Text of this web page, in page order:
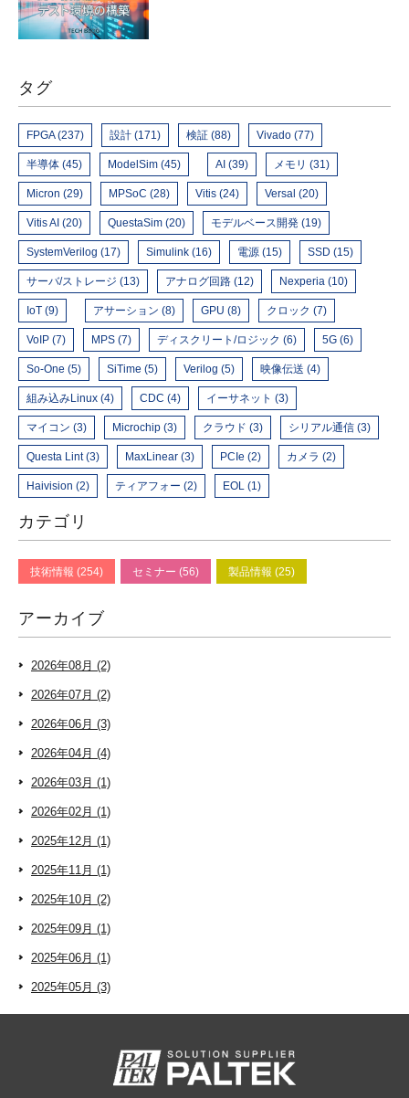
タグ
FPGA (237) 設計 (171) 検証 (88) Vivado (77)
半導体 (45) ModelSim (45) AI (39) メモリ (31)
Micron (29) MPSoC (28) Vitis (24) Versal (20)
Vitis AI (20) QuestaSim (20) モデルベース開発 (19)
SystemVerilog (17) Simulink (16) 電源 (15) SSD (15)
サーバ/ストレージ (13) アナログ回路 (12) Nexperia (10)
IoT (9) アサーション (8) GPU (8) クロック (7)
VoIP (7) MPS (7) ディスクリート/ロジック (6) 5G (6)
So-One (5) SiTime (5) Verilog (5) 映像伝送 (4)
組み込みLinux (4) CDC (4) イーサネット (3)
マイコン (3) Microchip (3) クラウド (3) シリアル通信 (3)
Questa Lint (3) MaxLinear (3) PCIe (2) カメラ (2)
Haivision (2) ティアフォー (2) EOL (1)
カテゴリ
技術情報 (254) セミナー (56) 製品情報 (25)
アーカイブ
2026年08月 (2)
2026年07月 (2)
2026年06月 (3)
2026年04月 (4)
2026年03月 (1)
2026年02月 (1)
2025年12月 (1)
2025年11月 (1)
2025年10月 (2)
2025年09月 (1)
2025年06月 (1)
2025年05月 (3)